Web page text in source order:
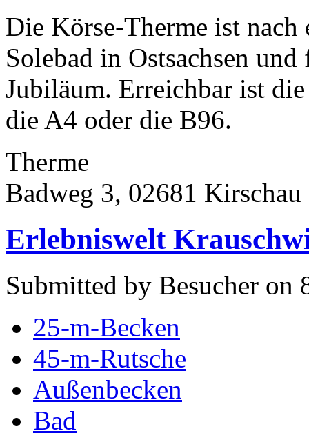
Die Körse-Therme ist nach
Solebad in Ostsachsen
Jubiläum. Erreichbar ist
die A4 oder die B96.
Therme
Badweg 3, 02681 Kirschau
Erlebniswelt
Submitted by Besucher on
25-m-Becken
45-m-Rutsche
Außenbecken
Bad